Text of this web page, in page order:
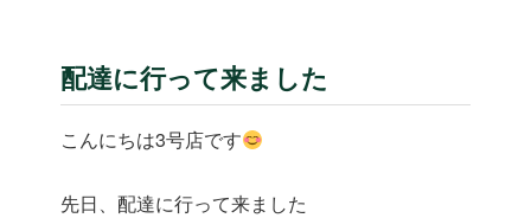
配達に行って来ました
こんにちは3号店です
先日、配達に行って来ました